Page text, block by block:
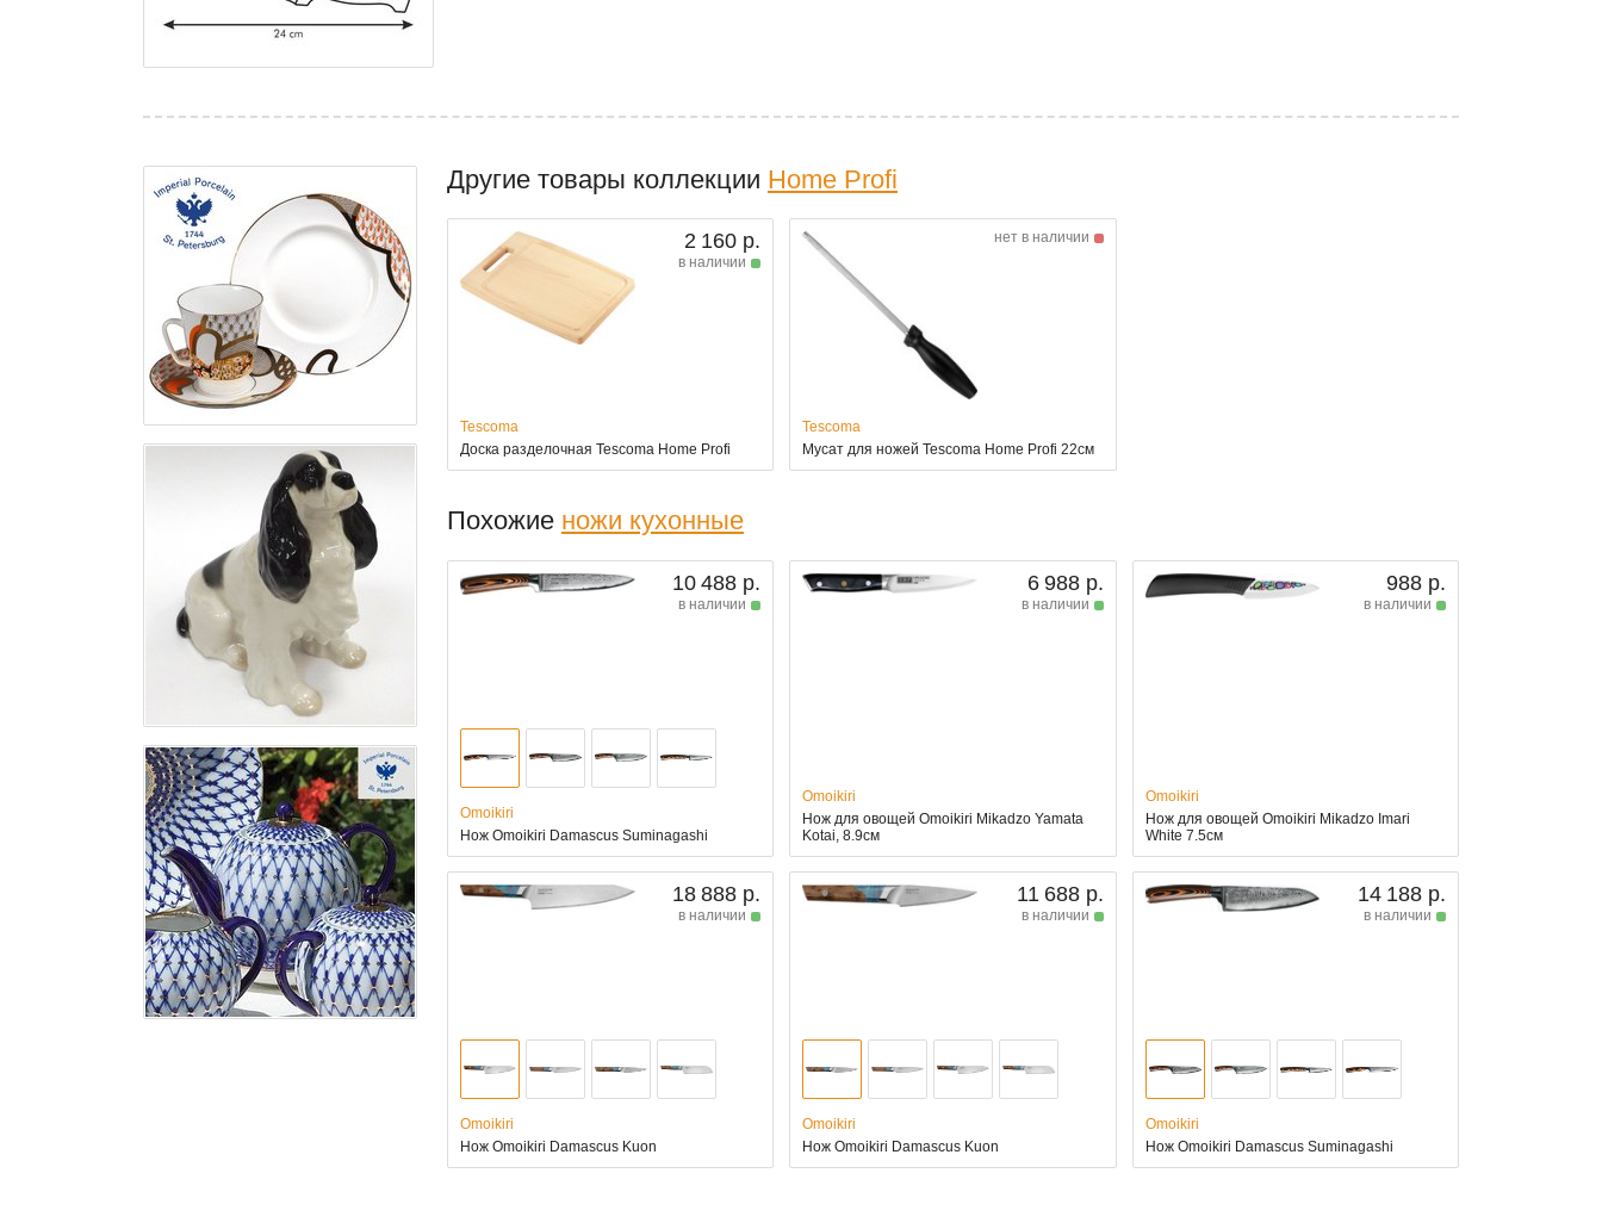
Другие товары коллекции Home Profi
2 160 р.
в наличии
Tescoma
Доска разделочная Tescoma Home Profi
нет в наличии
Tescoma
Мусат для ножей Tescoma Home Profi 22см
Похожие ножи кухонные
10 488 р.
в наличии
Omoikiri
Нож Omoikiri Damascus Suminagashi
6 988 р.
в наличии
Omoikiri
Нож для овощей Omoikiri Mikadzo Yamata
Kotai, 8.9см
988 р.
в наличии
Omoikiri
Нож для овощей Omoikiri Mikadzo Imari
White 7.5см
18 888 р.
в наличии
Omoikiri
Нож Omoikiri Damascus Kuon
11 688 р.
в наличии
Omoikiri
Нож Omoikiri Damascus Kuon
14 188 р.
в наличии
Omoikiri
Нож Omoikiri Damascus Suminagashi